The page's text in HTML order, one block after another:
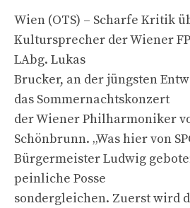
Wien (OTS) – Scharfe Kritik
Kultursprecher der Wiener
LAbg. Lukas
Brucker, an der jüngsten
das Sommernachtskonzert
der Wiener Philharmoniker
Schönbrunn. „Was hier von
Bürgermeister Ludwig
peinliche Posse
sondergleichen. Zuerst wird